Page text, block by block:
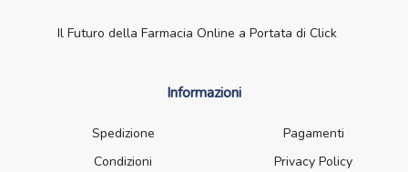
Il Futuro della Farmacia Online a Portata di Click
Informazioni
Spedizione
Pagamenti
Condizioni
Privacy Policy